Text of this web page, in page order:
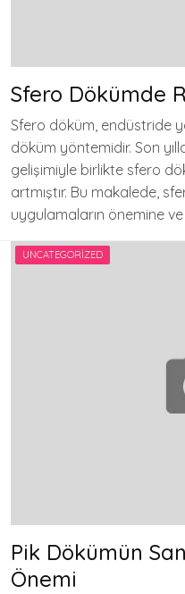
Sfero Dökümde
Sfero döküm, endüstride
döküm yöntemidir. Son
gelişimiyle birlikte sfero
artmıştır. Bu makalede,
uygulamaların önemine
UNCATEGORIZED
Pik Dökümün
Önemi